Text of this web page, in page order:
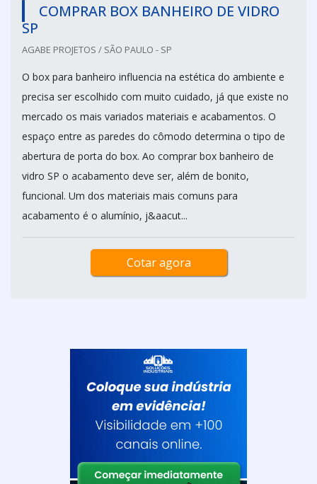
COMPRAR BOX BANHEIRO DE VIDRO
SP
AGABE PROJETOS / SÃO PAULO - SP
O box para banheiro influencia na estética do ambiente e
precisa ser escolhido com muito cuidado, já que existe no
mercado os mais variados materiais e acabamentos. O
espaço entre as paredes do cômodo determina o tipo de
abertura de porta do box. Ao comprar box banheiro de
vidro SP o acabamento deve ser, além de bonito,
funcional. Um dos materiais mais comuns para
acabamento é o alumínio, j&aacut...
Cotar agora